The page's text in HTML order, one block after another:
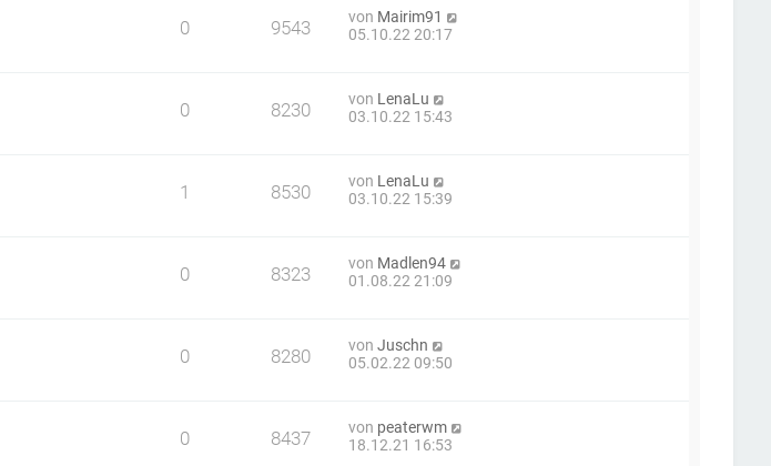
0 9543 von Mairim91
05.10.22 20:17
0 8230 von LenaLu
03.10.22 15:43
1 8530 von LenaLu
03.10.22 15:39
0 8323 von Madlen94
01.08.22 21:09
0 8280 vonJuschn
05.02.22 09:50
0 8437 von peaterwm
18.12.21 16:53